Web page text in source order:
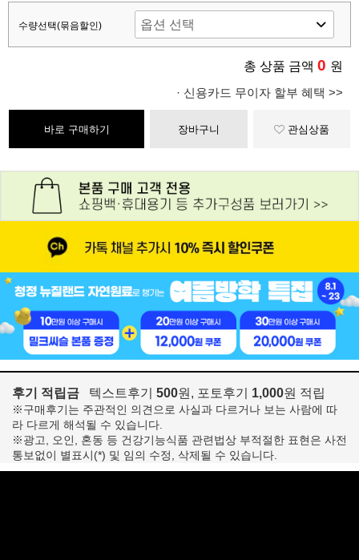
수량선택(묶음할인)
총 상품 금액 0 원
· 신용카드 무이자 할부 혜택 >>
바로 구매하기 장바구니 관심상품
후기 적립금 텍스트후기 500원, 포토후기 1,000원 적립
※구매후기는 주관적인 의견으로 사실과 다르거나 보는 사람에 따
라 다르게 해석될 수 있습니다.
※광고, 오인, 혼동 등 건강기능식품 관련법상 부적절한 표현은 사전
통보없이 별표시(*) 및 임의 수정, 삭제될 수 있습니다.